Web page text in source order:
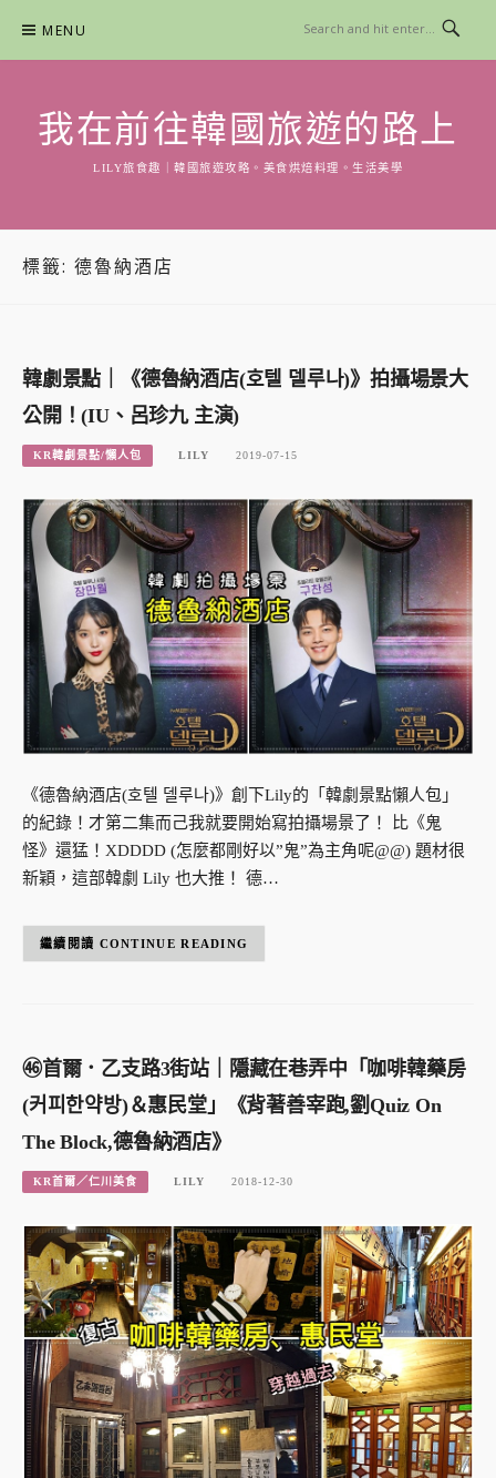
content
MENU
我在前往韓國旅遊的路上
LILY旅食趣｜韓國旅遊攻略。美食烘焙料理。生活美學
標籤: 德魯納酒店
韓劇景點｜《德魯納酒店(호텔 델루나)》拍攝場景大
公開！(IU、呂珍九 主演)
KR韓劇景點/懶人包 LILY 2019-07-15
《德魯納酒店(호텔 델루나)》創下Lily的「韓劇景點懶人包」
的紀錄！才第二集而己我就要開始寫拍攝場景了！ 比《鬼
怪》還猛！XDDDD (怎麼都剛好以”鬼”為主角呢@@) 題材很
新穎，這部韓劇 Lily 也大推！ 德…
CONTINUE READING
㊻首爾．乙支路3街站｜隱藏在巷弄中「咖啡韓藥房
(커피한약방)＆惠民堂」《背著善宰跑,劉Quiz On
The Block,德魯納酒店》
KR首爾／仁川美食 LILY 2018-12-30